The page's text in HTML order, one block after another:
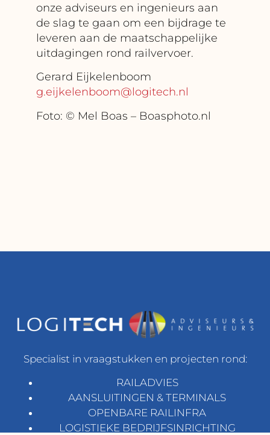
onze adviseurs en ingenieurs aan
de slag te gaan om een bijdrage te
leveren aan de maatschappelijke
uitdagingen rond railvervoer.
Gerard Eijkelenboom
g.eijkelenboom@logitech.nl
Foto: © Mel Boas – Boasphoto.nl
Specialist in vraagstukken en projecten rond:
RAILADVIES
AANSLUITINGEN & TERMINALS
OPENBARE RAILINFRA
LOGISTIEKE BEDRIJFSINRICHTING